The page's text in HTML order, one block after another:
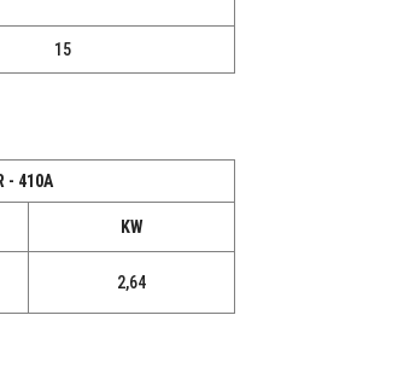
15
R - 410A
KW
2,64